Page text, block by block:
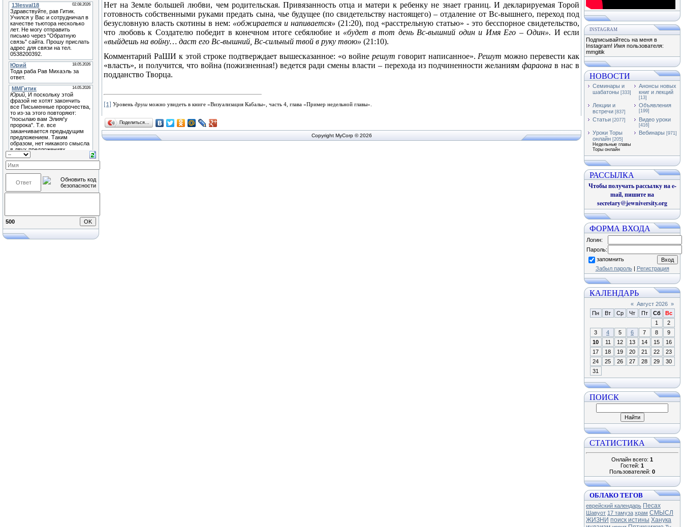
500
Нет на Земле большей любви, чем родительская. Привязанность отца и матери к ребенку не знает границ. И декларируемая Торой
готовность собственными руками предать сына, чье будущее (по свидетельству настоящего) – отдаление от Вс-вышнего, переход под
безусловную власть скотины в нем: «обжирается и напивается» (21:20), под «расстрельную статью» - это бесспорное свидетельство,
что любовь к Создателю победит в конечном итоге себялюбие и «будет в тот день Вс-вышний один и Имя Его – Один». И если
«выйдешь на войну… даст его Вс-вышний, Вс-сильный твой в руку твою» (21:10).
Комментарий РаШИ к этой строке подтверждает вышесказанное: «о войне решут говорит написанное». Решут можно перевести как
«власть», и получится, что война (пожизненная!) ведется ради смены власти – перехода из подчиненности желаниямфараона в нас в
подданство Творца.
[1] Уровень друш можно увидеть в книге «Визуализация Кабалы», часть 4, глава «Пример недельной главы».
Поделиться…
Copyright MyCorp © 2026
INSTAGRAM
Подписывайтесь на меня в
Instagram! Имя пользователя:
mmgitik
НОВОСТИ
Семинары и
шабатоны [333]
Анонсы новых
книг и лекций
[13]
Лекции и
встречи [837]
Объявления
[199]
Статьи [2077] Видео уроки
[416]
Уроки Торы
онлайн [205]
Недельные главы
Торы онлайн
Вебинары [971]
РАССЫЛКА
Чтобы получать рассылку на e-
mail, пишите на
secretary@jewniversity.org
ФОРМА ВХОДА
Логин:
Пароль:
запомнить
Забыл пароль| Регистрация
КАЛЕНДАРЬ
« Август 2026 »
Пн
Вт Ср Чт Пт Сб
Вс
1
2
3
4 5 6 7 8
9
10
11 12 13 14 15
16
17
18 19 20 21 22
23
24
25 26 27 28 29
30
31
ПОИСК
СТАТИСТИКА
Онлайн всего: 1
Гостей: 1
Пользователей: 0
ОБЛАКО ТЕГОВ
еврейский календарь Песах
Шавуот 17 тамуза храм СМЫСЛ
ЖИЗНИ поиск истины Ханука